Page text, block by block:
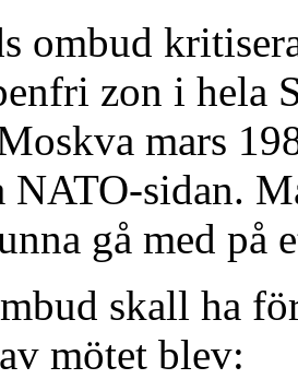
ombud
zon i hela
mars
NATO-sidan.
gå med på
skall ha
mötet blev: